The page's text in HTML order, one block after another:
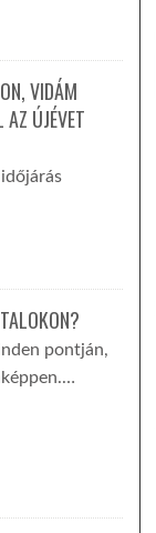
VIDÁM
ÚJÉVET
pontján,